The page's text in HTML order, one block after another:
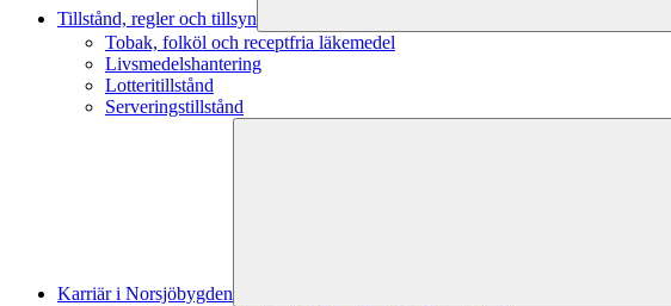
Tillstånd, regler och tillsyn
Tobak, folköl och receptfria läkemedel
Livsmedelshantering
Lotteritillstånd
Serveringstillstånd
Karriär i Norsjöbygden